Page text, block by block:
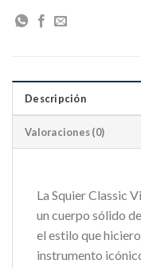
Descripción
Valoraciones (0)
La Squier Classic
un cuerpo sólido
el estilo que
instrumento